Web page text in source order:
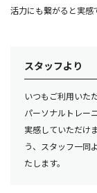
活力にも繋がると実感
スタッフより
いつもご利用いた
パーソナルトレー
実感していただけ
う、スタッフ一同
たします。